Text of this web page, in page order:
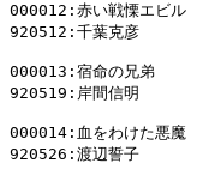
000012:赤い戦慄エビル
920512:千葉克彦
000013:宿命の兄弟
920519:岸間信明
000014:血をわけた悪魔
920526:渡辺誓子